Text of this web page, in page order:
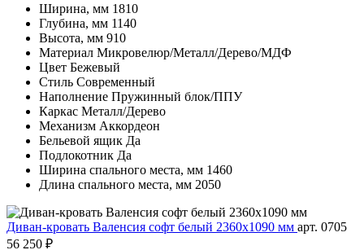
Ширина, мм 1810
Глубина, мм 1140
Высота, мм 910
Материал Микровелюр/Металл/Дерево/МДФ
Цвет Бежевый
Стиль Современный
Наполнение Пружинный блок/ППУ
Каркас Металл/Дерево
Механизм Аккордеон
Бельевой ящик Да
Подлокотник Да
Ширина спального места, мм 1460
Длина спального места, мм 2050
Диван-кровать Валенсия софт белый 2360х1090 мм арт. 0705
56 250 ₽